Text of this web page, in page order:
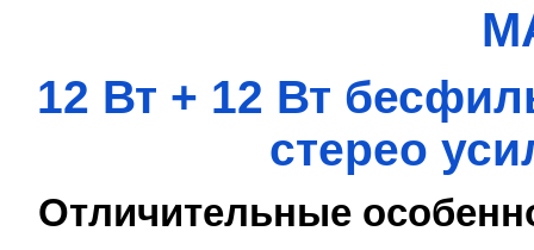
12 Вт + 12 Вт
стерео
Отличительные